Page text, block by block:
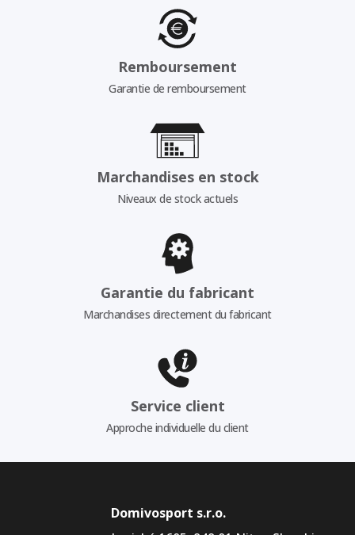
Remboursement
Garantie de remboursement
Marchandises en stock
Niveaux de stock actuels
Garantie du fabricant
Marchandises directement du fabricant
Service client
Approche individuelle du client
Domivosport s.r.o.